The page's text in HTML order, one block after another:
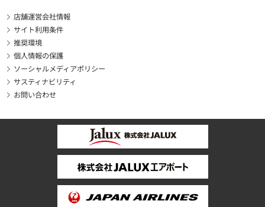
店舗運営会社情報
サイト利用条件
推奨環境
個人情報の保護
ソーシャルメディアポリシー
サスティナビリティ
お問い合わせ